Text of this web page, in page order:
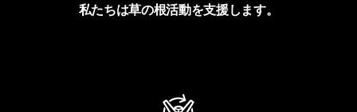
私たちは草の根活動を支援します。